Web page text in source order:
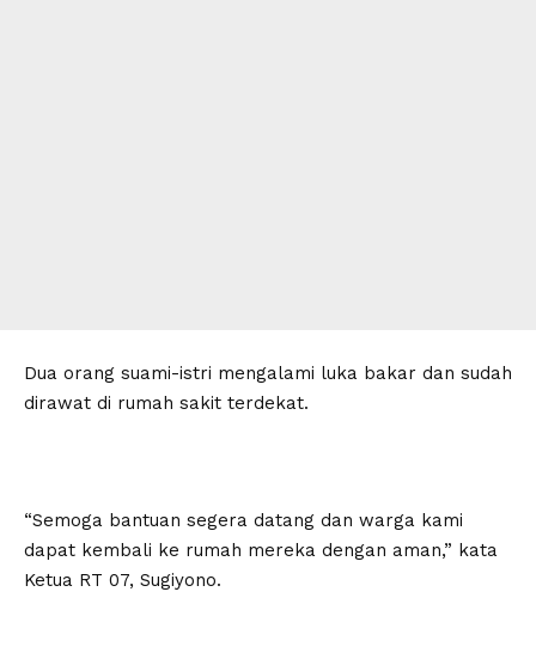
Dua orang suami-istri mengalami luka bakar dan sudah
dirawat di rumah sakit terdekat.
“Semoga bantuan segera datang dan warga kami
dapat kembali ke rumah mereka dengan aman,” kata
Ketua RT 07, Sugiyono.